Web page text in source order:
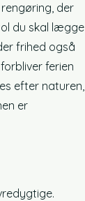
der
du skal lægge
frihed også
ferien
efter naturen,
er